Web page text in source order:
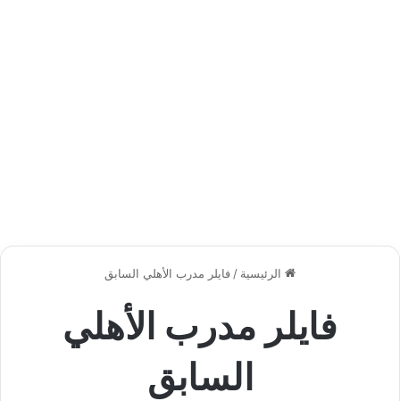
الرئيسية /فايلر مدرب الأهلي السابق
فايلر مدرب الأهلي
السابق